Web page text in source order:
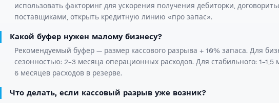
использовать факторинг для ускорения получения дебиторки,
поставщиками, открыть кредитную линию «про запас».
Какой буфер нужен малому бизнесу?
Рекомендуемый буфер — размер кассового разрыва + 10% запаса. Для
сезонностью: 2–3 месяца операционных расходов. Для стабильного: 1–1,5
6 месяцев расходов в резерве.
Что делать, если кассовый разрыв уже возник?